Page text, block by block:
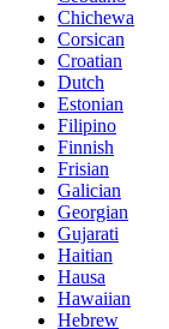
Chichewa
Corsican
Croatian
Dutch
Estonian
Filipino
Finnish
Frisian
Galician
Georgian
Gujarati
Haitian
Hausa
Hawaiian
Hebrew